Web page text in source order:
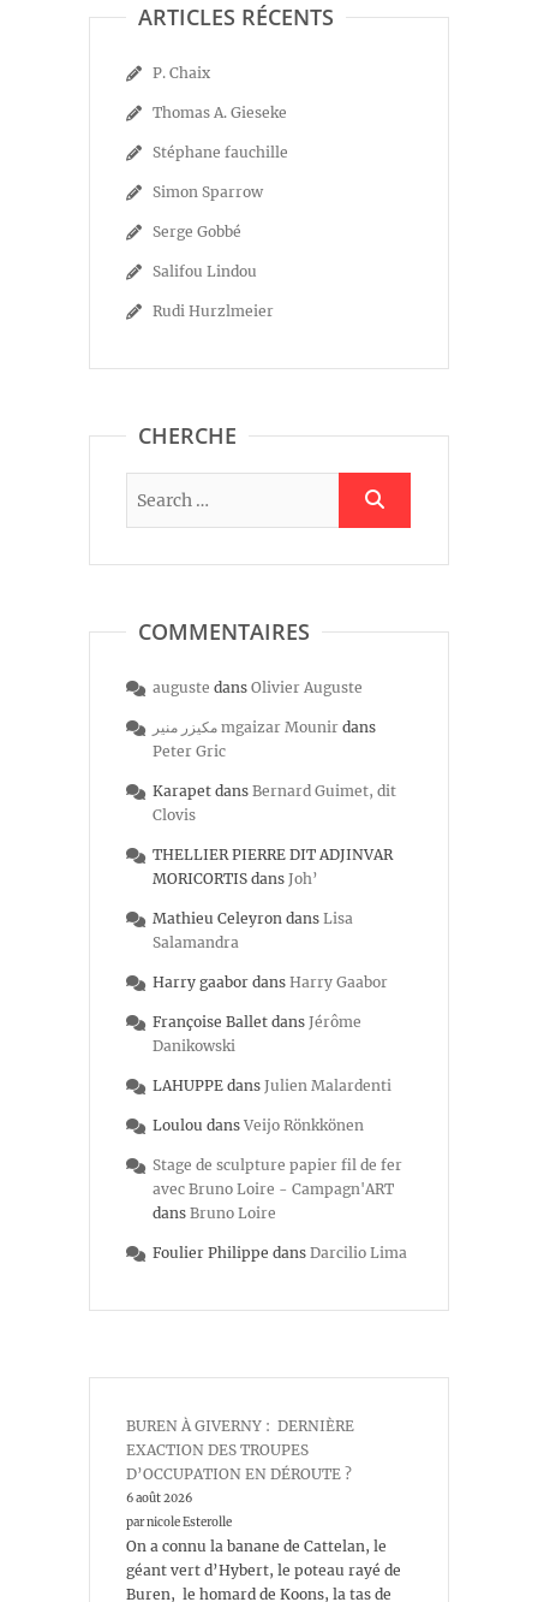
ARTICLES RÉCENTS
P. Chaix
Thomas A. Gieseke
Stéphane fauchille
Simon Sparrow
Serge Gobbé
Salifou Lindou
Rudi Hurzlmeier
CHERCHE
COMMENTAIRES
auguste dans Olivier Auguste
مكيزر منير mgaizar Mounir dans
Peter Gric
Karapet dans Bernard Guimet, dit
Clovis
THELLIER PIERRE DIT ADJINVAR
MORICORTIS dans Joh’
Mathieu Celeyron dans Lisa
Salamandra
Harry gaabor dans Harry Gaabor
Françoise Ballet dans Jérôme
Danikowski
LAHUPPE dans Julien Malardenti
Loulou dans Veijo Rönkkönen
Stage de sculpture papier fil de fer
avec Bruno Loire - Campagn'ART
dans Bruno Loire
Foulier Philippe dans Darcilio Lima
BUREN À GIVERNY : DERNIÈRE
EXACTION DES TROUPES
D’OCCUPATION EN DÉROUTE ?
6 août 2026
par nicole Esterolle
On a connu la banane de Cattelan, le
géant vert d’Hybert, le poteau rayé de
Buren, le homard de Koons, la tas de